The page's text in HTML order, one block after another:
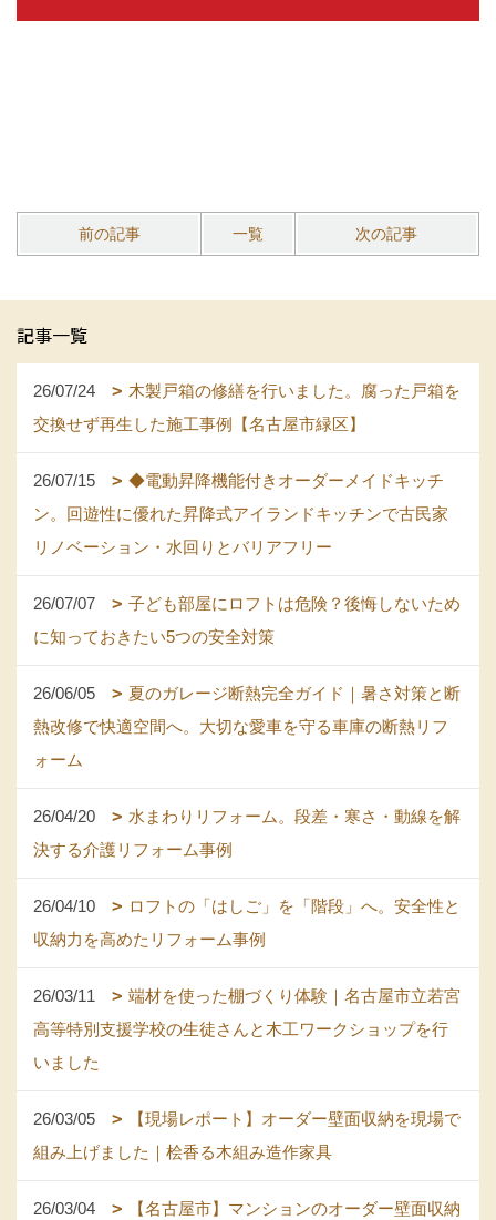
前の記事 一覧 次の記事
記事一覧
26/07/24
木製戸箱の修繕を行いました。腐った戸箱を
交換せず再生した施工事例【名古屋市緑区】
26/07/15
◆電動昇降機能付きオーダーメイドキッチ
ン。回遊性に優れた昇降式アイランドキッチンで古民家
リノベーション・水回りとバリアフリー
26/07/07
子ども部屋にロフトは危険？後悔しないため
に知っておきたい5つの安全対策
26/06/05
夏のガレージ断熱完全ガイド｜暑さ対策と断
熱改修で快適空間へ。大切な愛車を守る車庫の断熱リフ
ォーム
26/04/20
水まわりリフォーム。段差・寒さ・動線を解
決する介護リフォーム事例
26/04/10
ロフトの「はしご」を「階段」へ。安全性と
収納力を高めたリフォーム事例
26/03/11
端材を使った棚づくり体験｜名古屋市立若宮
高等特別支援学校の生徒さんと木工ワークショップを行
いました
26/03/05
【現場レポート】オーダー壁面収納を現場で
組み上げました｜桧香る木組み造作家具
26/03/04
【名古屋市】マンションのオーダー壁面収納